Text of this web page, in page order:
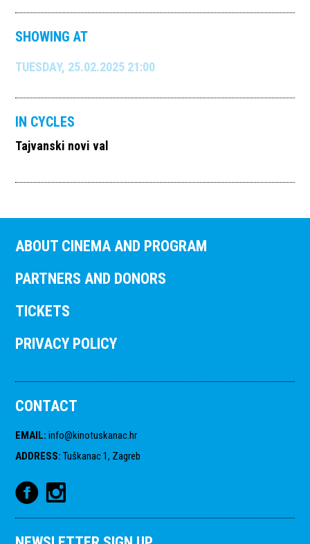
SHOWING AT
TUESDAY, 25.02.2025 21:00
IN CYCLES
Tajvanski novi val
ABOUT CINEMA AND PROGRAM
PARTNERS AND DONORS
TICKETS
PRIVACY POLICY
CONTACT
EMAIL: info@kinotuskanac.hr
ADDRESS: Tuškanac 1, Zagreb